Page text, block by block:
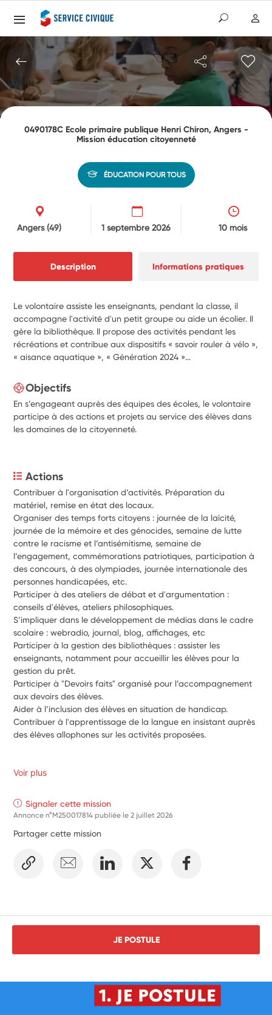
0490178C Ecole primaire publique Henri Chiron, Angers -
Mission éducation citoyenneté
ÉDUCATION POUR TOUS
Angers(49) 1 septembre 2026 10 mois
Description Informations pratiques
Le volontaire assiste les enseignants, pendant la classe, il
accompagne l'activité d'un petit groupe ou aide un écolier. Il
gère la bibliothèque. Il propose des activités pendant les
récréations et contribue aux dispositifs « savoir rouler à vélo »,
« aisance aquatique », « Génération 2024 »…
Objectifs
En s’engageant auprès des équipes des écoles, le volontaire
participe à des actions et projets au service des élèves dans
les domaines de la citoyenneté.
Actions
Contribuer à l'organisation d’activités. Préparation du
matériel, remise en état des locaux.
Organiser des temps forts citoyens : journée de la laïcité,
journée de la mémoire et des génocides, semaine de lutte
contre le racisme et l’antisémitisme, semaine de
l’engagement, commémorations patriotiques, participation à
des concours, à des olympiades, journée internationale des
personnes handicapées, etc.
Participer à des ateliers de débat et d'argumentation :
conseils d'élèves, ateliers philosophiques.
S’impliquer dans le développement de médias dans le cadre
scolaire : webradio, journal, blog, affichages, etc
Participer à la gestion des bibliothèques : assister les
enseignants, notamment pour accueillir les élèves pour la
gestion du prêt.
Participer à "Devoirs faits" organisé pour l’accompagnement
aux devoirs des élèves.
Aider à l’inclusion des élèves en situation de handicap.
Contribuer à l'apprentissage de la langue en insistant auprès
des élèves allophones sur les activités proposées.
Voir plus
Signaler cette mission
Annonce n°M250017814 publiée le2 juillet 2026
Partager cette mission
JE POSTULE